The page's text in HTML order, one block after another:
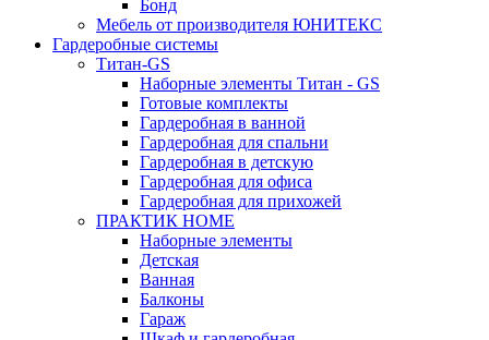
Бонд
Мебель от производителя ЮНИТЕКС
Гардеробные системы
Титан-GS
Наборные элементы Титан - GS
Готовые комплекты
Гардеробная в ванной
Гардеробная для спальни
Гардеробная в детскую
Гардеробная для офиса
Гардеробная для прихожей
ПРАКТИК HOME
Наборные элементы
Детская
Ванная
Балконы
Гараж